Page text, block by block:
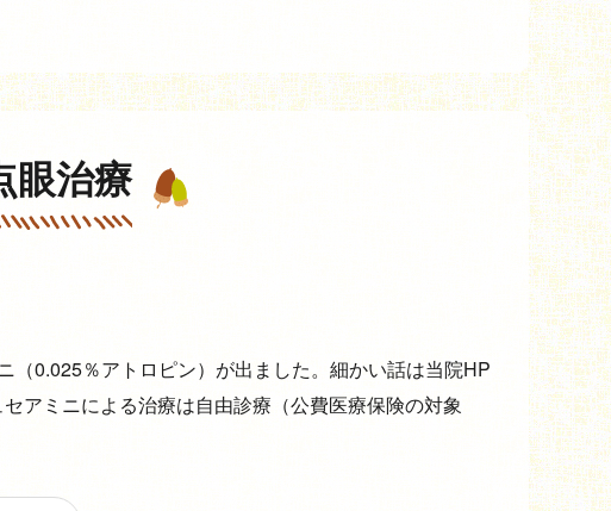
眼治療
0.025％アトロピン）が出ました。細かい話は当院HP
アミニによる治療は自由診療（公費医療保険の対象